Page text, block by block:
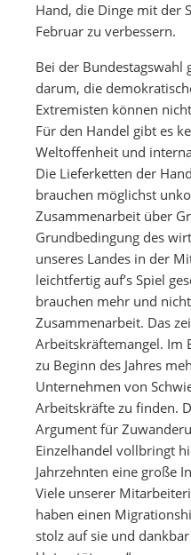
Hand, die Dinge mit der
Februar zu verbessern.
Bei der Bundestagswahl
darum, die
Extremisten können
Für den Handel gibt es
Weltoffenheit und
Die Lieferketten der
brauchen möglichst
Zusammenarbeit über
Grundbedingung des
unseres Landes in der
leichtfertig auf’s Spiel
brauchen mehr und
Zusammenarbeit. Das
Arbeitskräftemangel. Im
zu Beginn des Jahres
Unternehmen von
Arbeitskräfte zu finden.
Argument für
Einzelhandel vollbringt
Jahrzehnten eine große
Viele unserer
haben einen
stolz auf sie und